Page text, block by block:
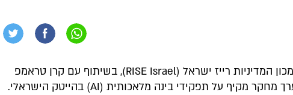
אביב של 2025 מכון המדיניות רייז ישראל (RISE Israel), בשיתוף עם קרן טראמפ
למצוינות בחינוך, ערך מחקר מקיף על תפקידי בינה מלאכותית (AI) בהייטק הישראלי.